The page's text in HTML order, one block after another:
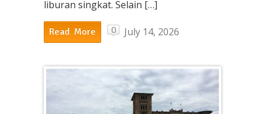
liburan singkat. Selain […]
Read More 0 July 14, 2026